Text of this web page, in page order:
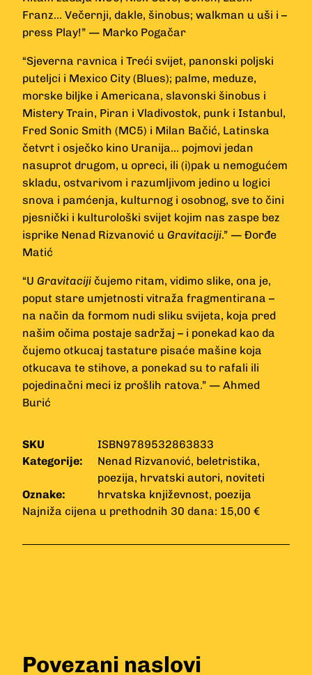
Franz… Večernji, dakle, šinobus; walkman u uši i –
press Play!” — Marko Pogačar
“Sjeverna ravnica i Treći svijet, panonski poljski
puteljci i Mexico City (Blues); palme, meduze,
morske biljke i Americana, slavonski šinobus i
Mistery Train, Piran i Vladivostok, punk i Istanbul,
Fred Sonic Smith (MC5) i Milan Bačić, Latinska
četvrt i osječko kino Uranija… pojmovi jedan
nasuprot drugom, u opreci, ili (i)pak u nemogućem
skladu, ostvarivom i razumljivom jedino u logici
snova i pamćenja, kulturnog i osobnog, sve to čini
pjesnički i kulturološki svijet kojim nas zaspe bez
isprike Nenad Rizvanović u Gravitaciji.” — Đorđe
Matić
“U Gravitaciji čujemo ritam, vidimo slike, ona je,
poput stare umjetnosti vitraža fragmentirana –
na način da formom nudi sliku svijeta, koja pred
našim očima postaje sadržaj – i ponekad kao da
čujemo otkucaj tastature pisaće mašine koja
otkucava te stihove, a ponekad su to rafali ili
pojedinačni meci iz prošlih ratova.” — Ahmed
Burić
SKU
ISBN9789532863833
Kategorije:
Nenad Rizvanović, beletristika,
poezija, hrvatski autori, noviteti
Oznake:
hrvatska književnost, poezija
Najniža cijena u prethodnih 30 dana: 15,00 €
Povezani naslovi